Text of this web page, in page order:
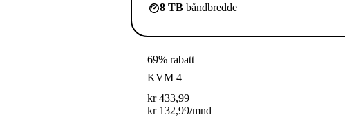
8 TB båndbredde
69% rabatt
KVM 4
kr 433,99
kr 132,99/mnd